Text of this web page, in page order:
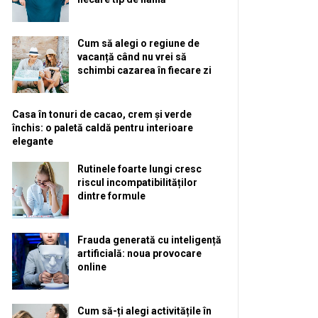
Cum să alegi o regiune de
vacanță când nu vrei să
schimbi cazarea în fiecare zi
Casa în tonuri de cacao, crem și verde
închis: o paletă caldă pentru interioare
elegante
Rutinele foarte lungi cresc
riscul incompatibilităților
dintre formule
Frauda generată cu inteligență
artificială: noua provocare
online
Cum să-ți alegi activitățile în